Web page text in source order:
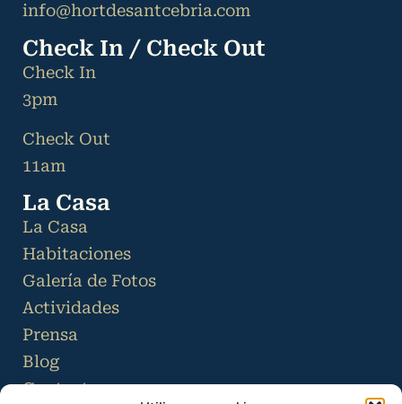
info@hortdesantcebria.com
Check In / Check Out
Check In
3pm
Check Out
11am
La Casa
La Casa
Habitaciones
Galería de Fotos
Actividades
Prensa
Blog
Contacto